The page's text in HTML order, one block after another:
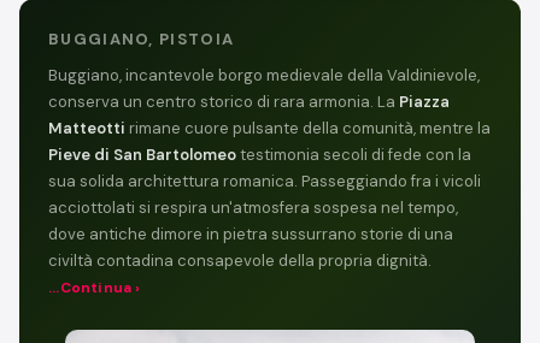
BUGGIANO, PISTOIA
Buggiano, incantevole borgo medievale della Valdinievole,
conserva un centro storico di rara armonia. La Piazza
Matteotti rimane cuore pulsante della comunità, mentre la
Pieve di San Bartolomeotestimonia secoli di fede con la
sua solida architettura romanica. Passeggiando fra i vicoli
acciottolati si respira un'atmosfera sospesa nel tempo,
dove antiche dimore in pietra sussurrano storie di una
civiltà contadina consapevole della propria dignità.
...Continua ›